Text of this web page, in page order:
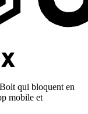
qui bloquent en
mobile et